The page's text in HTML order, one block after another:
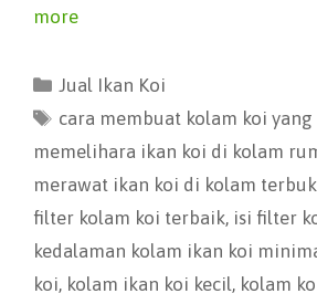
more
Jual Ikan Koi
cara membuat kolam koi yang
memelihara ikan koi di kolam
merawat ikan koi di kolam
filter kolam koi terbaik, isi filter
kedalaman kolam ikan koi
koi, kolam ikan koi kecil, kolam